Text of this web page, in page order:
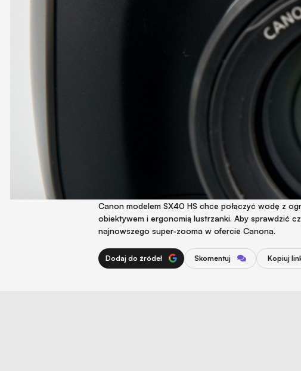
Canon modelem SX40 HS chce połączyć wodę z
obiektywem i ergonomią lustrzanki. Aby sprawdzić
najnowszego super-zooma w ofercie Canona.
Dodaj do źródeł Skomentuj Kopiuj